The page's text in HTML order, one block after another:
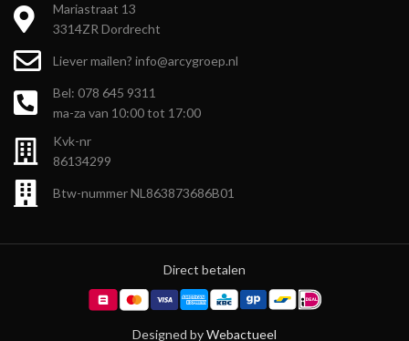
Mariastraat 13
3314ZR Dordrecht
Liever mailen? info@arcygroep.nl
Bel: 078 645 9311
ma-za van 10:00 tot 17:00
Kvk-nr
86134299
Btw-nummer NL863873686B01
Direct betalen
Designed byWebactueel